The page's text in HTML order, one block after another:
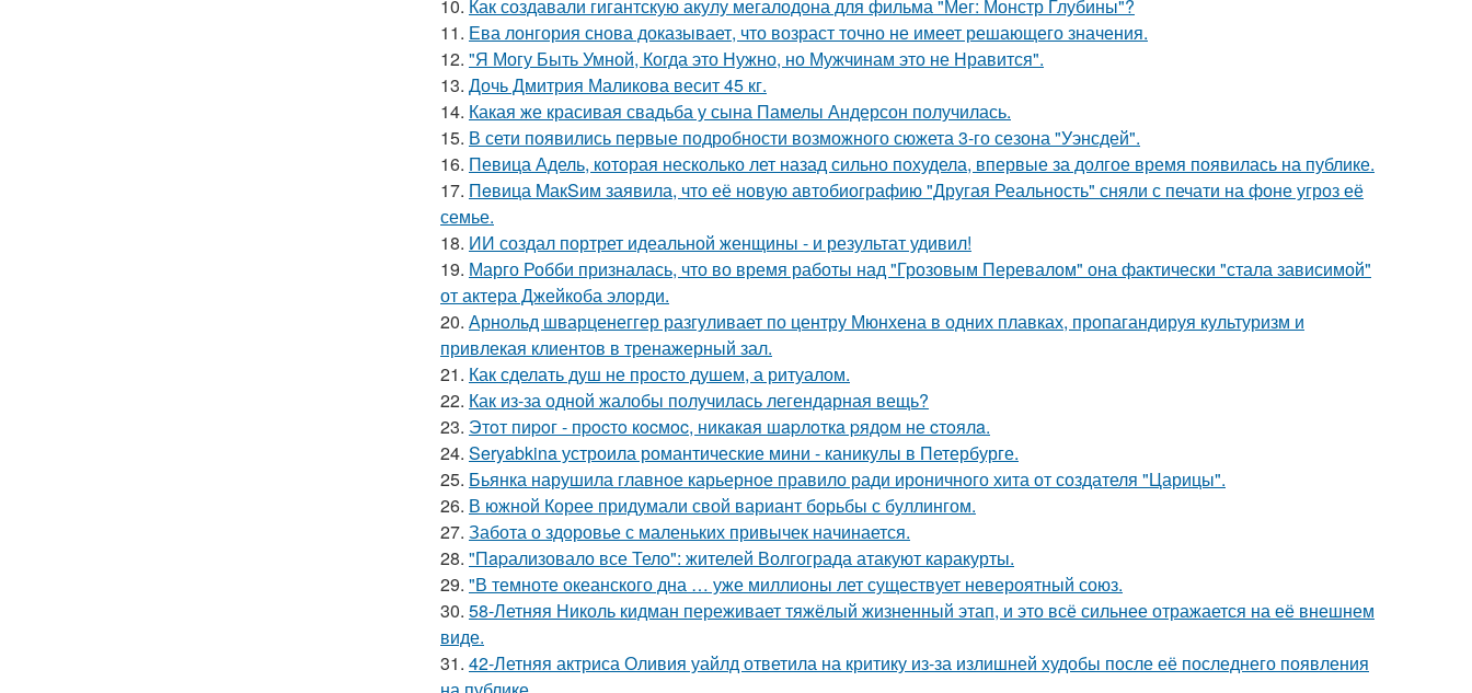
10. Как создавали гигантскую акулу мегалодона для фильма "Мег: Монстр Глубины"?
11. Ева лонгория снова доказывает, что возраст точно не имеет решающего значения.
12. "Я Могу Быть Умной, Когда это Нужно, но Мужчинам это не Нравится".
13. Дочь Дмитрия Маликова весит 45 кг.
14. Какая же красивая свадьба у сына Памелы Андерсон получилась.
15. В сети появились первые подробности возможного сюжета 3-го сезона "Уэнсдей".
16. Певица Адель, которая несколько лет назад сильно похудела, впервые за долгое время появилась на публике.
17. Пeвица MакSим заявила, что её новую автобиографию "Другая Реальность" сняли с печати на фоне угроз её
семье.
18. ИИ создал портрет идеальной женщины - и результат удивил!
19. Марго Робби призналась, что во время работы над "Грозовым Перевалом" она фактически "стала зависимой"
от актера Джейкоба элорди.
20. Арнольд шварценеггер разгуливает по центру Мюнхена в одних плавках, пропагандируя культуризм и
привлекая клиентов в тренажерный зал.
21. Как сделать душ не просто душем, а ритуалом.
22. Как из-за одной жалобы получилась легендарная вещь?
23. Этoт пиpoг - пpocтo кocмoc, никaкaя шapлoткa pядoм не cтoялa.
24. Seryabkina устроила романтические мини - каникулы в Петербурге.
25. Бьянка нарушила главное карьерное правило ради ироничного хита от создателя "Царицы".
26. В южной Корее придумали свой вариант борьбы с буллингом.
27. Забота о здоровье с маленьких привычек начинается.
28. "Пapализовало все Тело": жителей Волгограда атакуют каракурты.
29. "В темноте океанского дна … уже миллионы лет существует невероятный союз.
30. 58-Летняя Николь кидман переживает тяжёлый жизненный этап, и это всё сильнее отражается на её внешнем
виде.
31. 42-Летняя актриса Оливия уайлд ответила на критику из-за излишней худобы после её последнего появления